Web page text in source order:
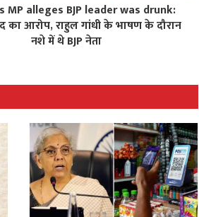
MP alleges BJP leader was drunk:
का आरोप, राहुल गांधी के भाषण के दौरान
नशे में थे BJP नेता